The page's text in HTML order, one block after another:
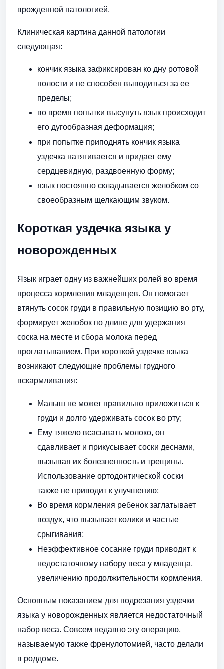
врожденной патологией.
Клиническая картина данной патологии
следующая:
кончик языка зафиксирован ко дну ротовой
полости и не способен выводиться за ее
пределы;
во время попытки высунуть язык происходит
его дугообразная деформация;
при попытке приподнять кончик языка
уздечка натягивается и придает ему
сердцевидную, раздвоенную форму;
язык постоянно складывается желобком со
своеобразным щелкающим звуком.
Короткая уздечка языка у
новорожденных
Язык играет одну из важнейших ролей во время
процесса кормления младенцев. Он помогает
втянуть сосок груди в правильную позицию во рту,
формирует желобок по длине для удержания
соска на месте и сбора молока перед
проглатыванием. При короткой уздечке языка
возникают следующие проблемы грудного
вскармливания:
Малыш не может правильно приложиться к
груди и долго удерживать сосок во рту;
Ему тяжело всасывать молоко, он
сдавливает и прикусывает соски деснами,
вызывая их болезненность и трещины.
Использование ортодонтической соски
также не приводит к улучшению;
Во время кормления ребенок заглатывает
воздух, что вызывает колики и частые
срыгивания;
Неэффективное сосание груди приводит к
недостаточному набору веса у младенца,
увеличению продолжительности кормления.
Основным показанием для подрезания уздечки
языка у новорожденных является недостаточный
набор веса. Совсем недавно эту операцию,
называемую также френулотомией, часто делали
в роддоме.